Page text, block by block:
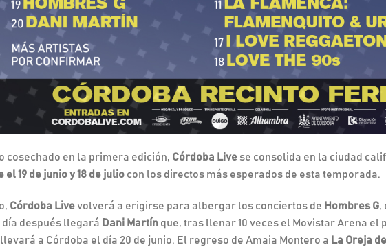
cosechado en la primera edición, Córdoba Live se consolida en la ciudad
el 19 de junio y 18 de julio con los directos más esperados de esta temporada.
Córdoba Livevolverá a erigirse para albergar los conciertos de Hombres G,
día después llegará Dani Martín que, tras llenar 10 veces el Movistar Arena el
a Córdoba el día 20 de junio. El regreso de Amaia Montero a La Oreja